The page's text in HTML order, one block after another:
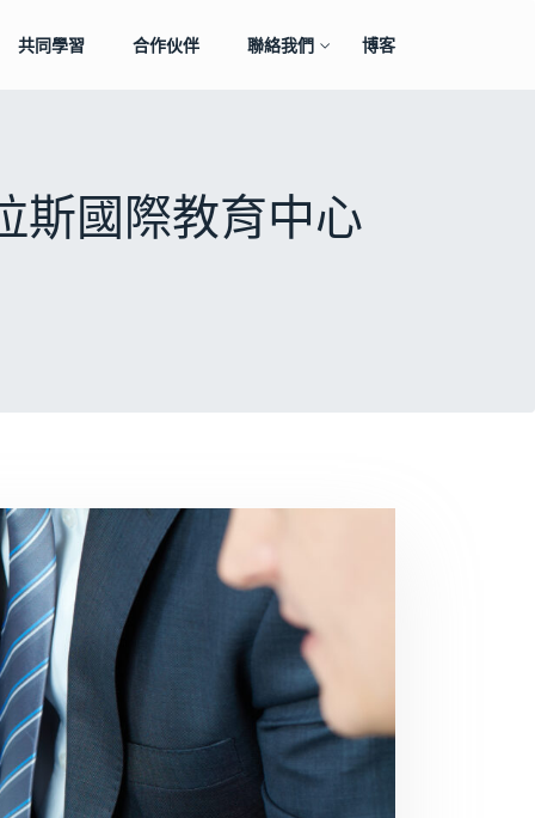
共同學習 合作伙伴 聯絡我們 博客
斯國際教育中心